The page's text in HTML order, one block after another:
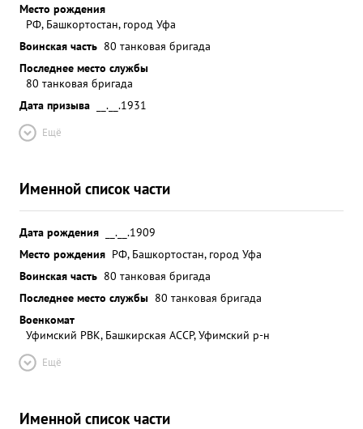
Место рождения
РФ, Башкортостан, город Уфа
Воинская часть 80 танковая бригада
Последнее место службы
80 танковая бригада
Дата призыва
__.__.1931
Ещё
Именной список части
Дата рождения
__.__.1909
Место рождения РФ, Башкортостан, город Уфа
Воинская часть 80 танковая бригада
Последнее место службы 80 танковая бригада
Военкомат
Уфимский РВК, Башкирская АССР, Уфимский р-н
Ещё
Именной список части